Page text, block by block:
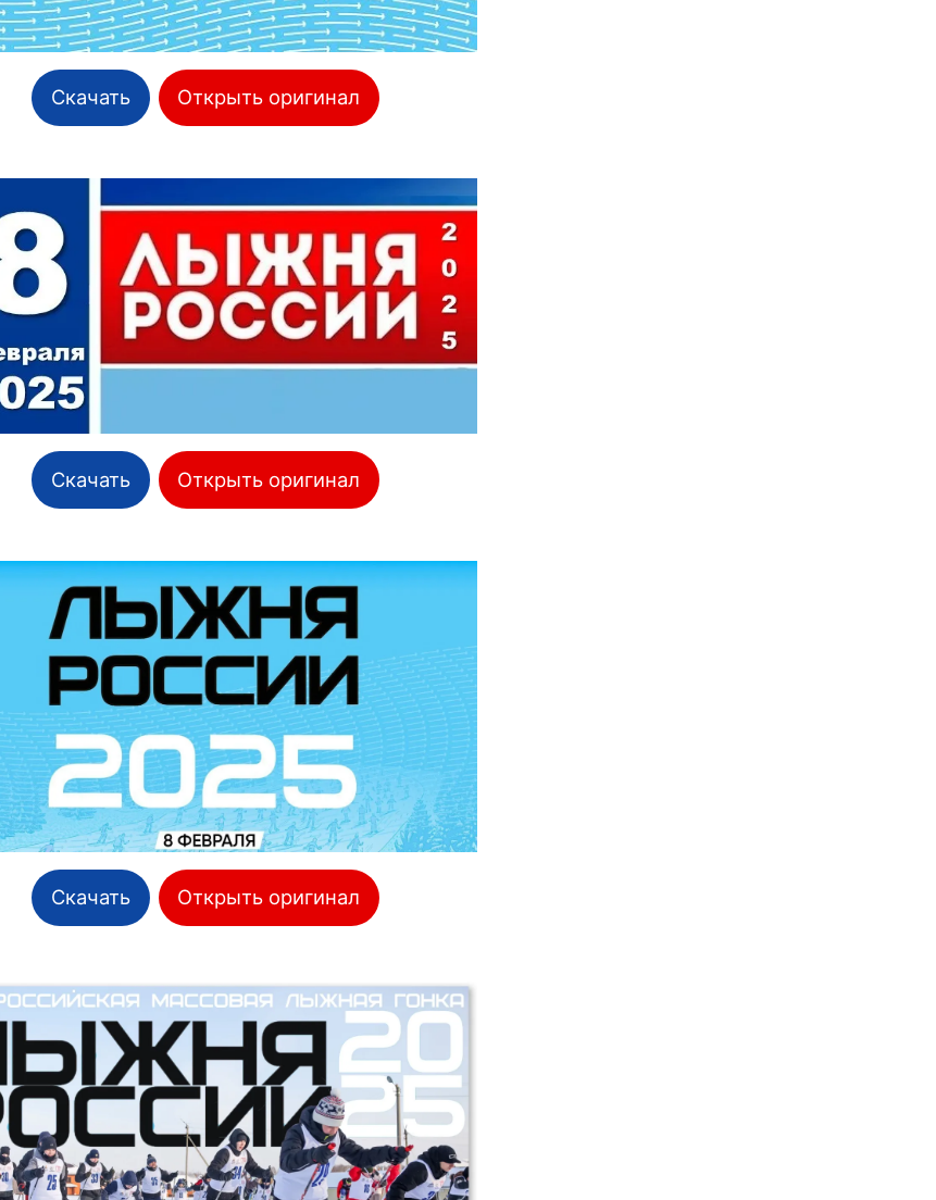
Скачать Открыть оригинал
Скачать Открыть оригинал
Скачать Открыть оригинал